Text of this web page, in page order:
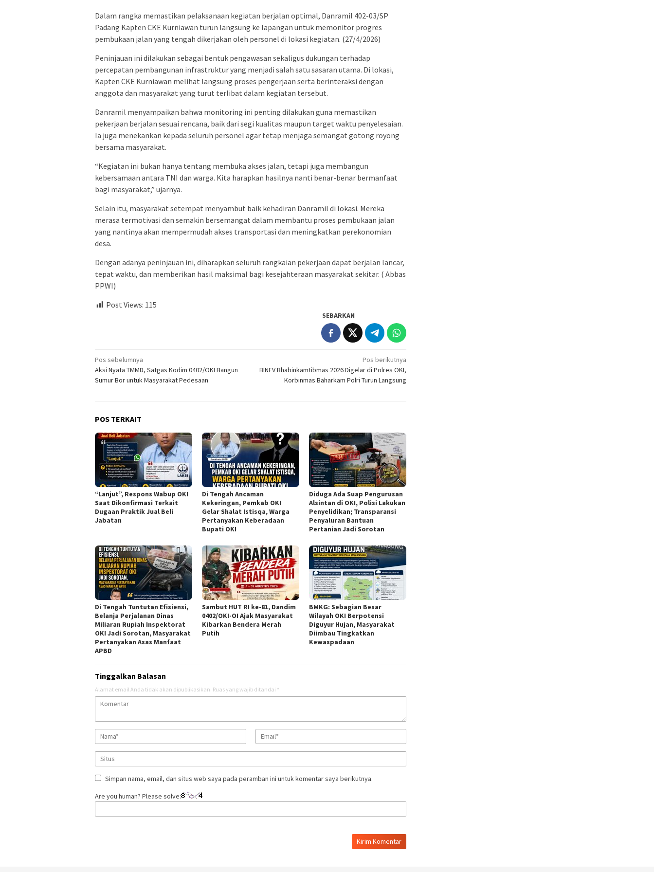
Dalam rangka memastikan pelaksanaan kegiatan berjalan optimal, Danramil 402-03/SP
Padang Kapten CKE Kurniawan turun langsung ke lapangan untuk memonitor progres
pembukaan jalan yang tengah dikerjakan oleh personel di lokasi kegiatan. (27/4/2026)
Peninjauan ini dilakukan sebagai bentuk pengawasan sekaligus dukungan terhadap
percepatan pembangunan infrastruktur yang menjadi salah satu sasaran utama. Di lokasi,
Kapten CKE Kurniawan melihat langsung proses pengerjaan serta berinteraksi dengan
anggota dan masyarakat yang turut terlibat dalam kegiatan tersebut.
Danramil menyampaikan bahwa monitoring ini penting dilakukan guna memastikan
pekerjaan berjalan sesuai rencana, baik dari segi kualitas maupun target waktu penyelesaian.
Ia juga menekankan kepada seluruh personel agar tetap menjaga semangat gotong royong
bersama masyarakat.
“Kegiatan ini bukan hanya tentang membuka akses jalan, tetapi juga membangun
kebersamaan antara TNI dan warga. Kita harapkan hasilnya nanti benar-benar bermanfaat
bagi masyarakat,” ujarnya.
Selain itu, masyarakat setempat menyambut baik kehadiran Danramil di lokasi. Mereka
merasa termotivasi dan semakin bersemangat dalam membantu proses pembukaan jalan
yang nantinya akan mempermudah akses transportasi dan meningkatkan perekonomian
desa.
Dengan adanya peninjauan ini, diharapkan seluruh rangkaian pekerjaan dapat berjalan lancar,
tepat waktu, dan memberikan hasil maksimal bagi kesejahteraan masyarakat sekitar. ( Abbas
PPWI)
Post Views: 115
SEBARKAN
Navigasi
pos
Pos sebelumnya
Aksi Nyata TMMD, Satgas Kodim 0402/OKI Bangun
Sumur Bor untuk Masyarakat Pedesaan
Pos berikutnya
BINEV Bhabinkamtibmas 2026 Digelar di Polres OKI,
Korbinmas Baharkam Polri Turun Langsung
POS TERKAIT
“Lanjut”, Respons Wabup OKI
Saat Dikonfirmasi Terkait
Dugaan Praktik Jual Beli
Jabatan
Di Tengah Ancaman
Kekeringan, Pemkab OKI
Gelar Shalat Istisqa, Warga
Pertanyakan Keberadaan
Bupati OKI
Diduga Ada Suap Pengurusan
Alsintan di OKI, Polisi Lakukan
Penyelidikan; Transparansi
Penyaluran Bantuan
Pertanian Jadi Sorotan
Di Tengah Tuntutan Efisiensi,
Belanja Perjalanan Dinas
Miliaran Rupiah Inspektorat
OKI Jadi Sorotan, Masyarakat
Pertanyakan Asas Manfaat
APBD
Sambut HUT RI ke-81, Dandim
0402/OKI-OI Ajak Masyarakat
Kibarkan Bendera Merah
Putih
BMKG: Sebagian Besar
Wilayah OKI Berpotensi
Diguyur Hujan, Masyarakat
Diimbau Tingkatkan
Kewaspadaan
Tinggalkan Balasan
Alamat email Anda tidak akan dipublikasikan. Ruas yang wajib ditandai *
Simpan nama, email, dan situs web saya pada peramban ini untuk komentar saya berikutnya.
Are you human? Please solve: